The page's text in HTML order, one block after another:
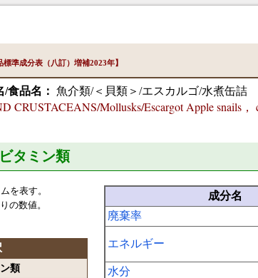
標準成分表（八訂）増補2023年】
食品名： 魚介類/＜貝類＞/エスカルゴ/水煮缶詰
CRUSTACEANS/Mollusks/Escargot Apple snails，
タミン類
を表す。
の数値。
類
成分名
廃棄率
エネルギー
水分